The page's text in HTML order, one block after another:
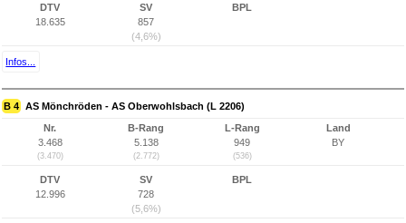
DTV
18.635
SV
857
(4,6%)
BPL
Infos...
B 4 AS Mönchröden - AS Oberwohlsbach (L 2206)
Nr.
3.468
(3.470)
B-Rang
5.138
(2.772)
L-Rang
949
(536)
Land
BY
DTV
12.996
SV
728
(5,6%)
BPL